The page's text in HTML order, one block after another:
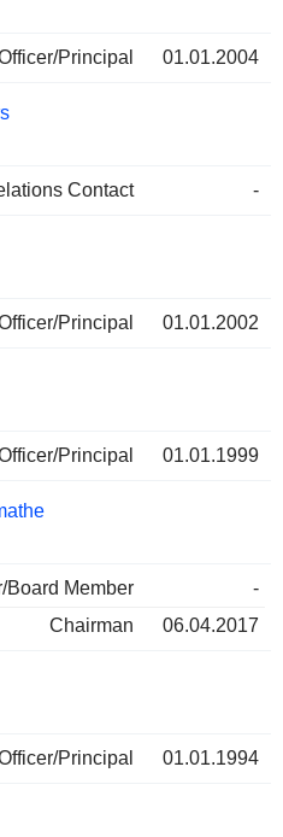
Principal 01.01.2004
Contact -
Principal 01.01.2002
Principal 01.01.1999
Board Member
-
Chairman
06.04.2017
Principal 01.01.1994